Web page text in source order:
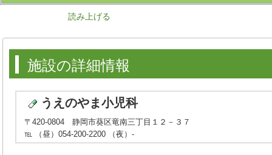
読み上げる
施設の詳細情報
うえのやま小児科
〒420-0804 静岡市葵区竜南三丁目１２－３７
℡ （昼）054-200-2200 （夜）-